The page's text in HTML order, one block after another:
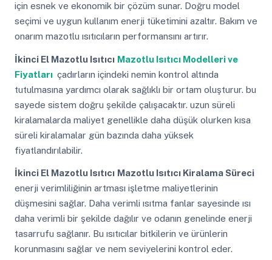
için esnek ve ekonomik bir çözüm sunar. Doğru model
seçimi ve uygun kullanım enerji tüketimini azaltır. Bakım ve
onarım mazotlu ısıtıcıların performansını artırır.
İkinci El Mazotlu Isıtıcı Mazotlu Isıtıcı Modelleri ve
Fiyatları çadırların içindeki nemin kontrol altında
tutulmasına yardımcı olarak sağlıklı bir ortam oluşturur. bu
sayede sistem doğru şekilde çalışacaktır. uzun süreli
kiralamalarda maliyet genellikle daha düşük olurken kısa
süreli kiralamalar gün bazında daha yüksek
fiyatlandırılabilir.
İkinci El Mazotlu Isıtıcı Mazotlu Isıtıcı Kiralama Süreci
enerji verimliliğinin artması işletme maliyetlerinin
düşmesini sağlar. Daha verimli ısıtma fanlar sayesinde ısı
daha verimli bir şekilde dağılır ve odanın genelinde enerji
tasarrufu sağlanır. Bu ısıtıcılar bitkilerin ve ürünlerin
korunmasını sağlar ve nem seviyelerini kontrol eder.